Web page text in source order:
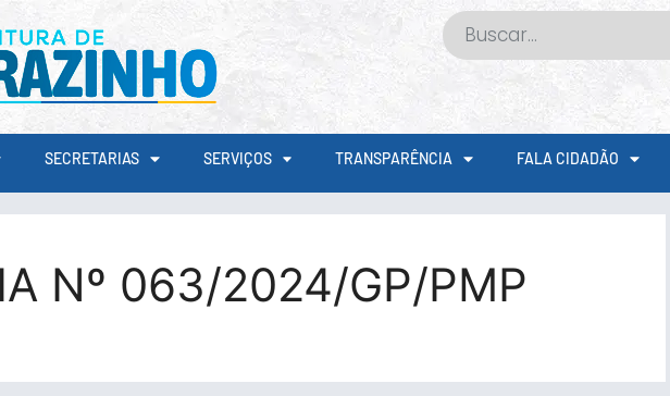
SECRETARIAS SERVIÇOS TRANSPARÊNCIA FALA CIDADÃO
Nº 063/2024/GP/PMP